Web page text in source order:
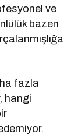
ve
bazen
fazla
hangi